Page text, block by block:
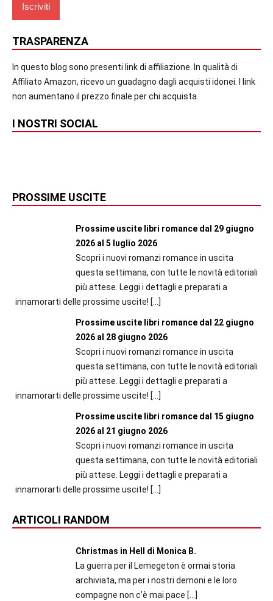
TRASPARENZA
In questo blog sono presenti link di affiliazione. In qualità di
Affiliato Amazon, ricevo un guadagno dagli acquisti idonei. I link
non aumentano il prezzo finale per chi acquista.
I NOSTRI SOCIAL
PROSSIME USCITE
Prossime uscite libri romance dal 29 giugno
2026 al 5 luglio 2026
Scopri i nuovi romanzi romance in uscita
questa settimana, con tutte le novità editoriali
più attese. Leggi i dettagli e preparati a
innamorarti delle prossime uscite! […]
Prossime uscite libri romance dal 22 giugno
2026 al 28 giugno 2026
Scopri i nuovi romanzi romance in uscita
questa settimana, con tutte le novità editoriali
più attese. Leggi i dettagli e preparati a
innamorarti delle prossime uscite! […]
Prossime uscite libri romance dal 15 giugno
2026 al 21 giugno 2026
Scopri i nuovi romanzi romance in uscita
questa settimana, con tutte le novità editoriali
più attese. Leggi i dettagli e preparati a
innamorarti delle prossime uscite! […]
ARTICOLI RANDOM
Christmas in Hell di Monica B.
La guerra per il Lemegeton è ormai storia
archiviata, ma per i nostri demoni e le loro
compagne non c’è mai pace […]